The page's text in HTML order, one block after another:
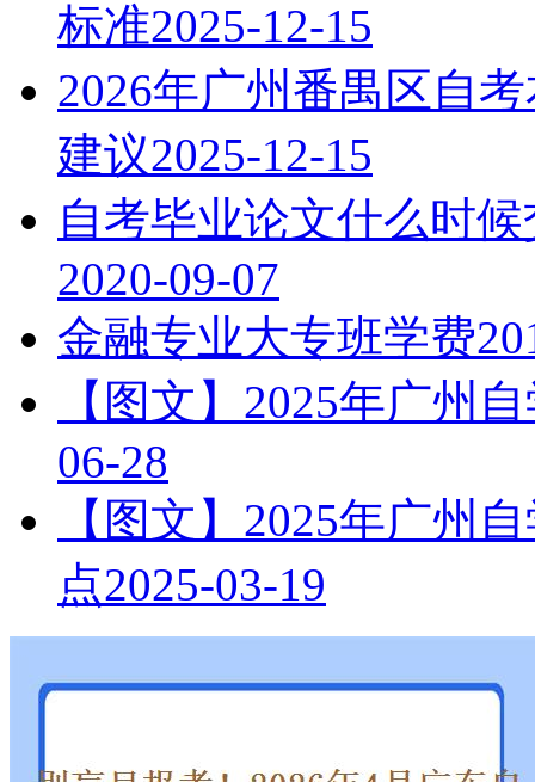
标准2025-12-15
2026年广州番禺区自
建议2025-12-15
自考毕业论文什么时
2020-09-07
金融专业大专班学费
【图文】2025年广州
06-28
【图文】2025年广州
点2025-03-19
学历提升报考中心